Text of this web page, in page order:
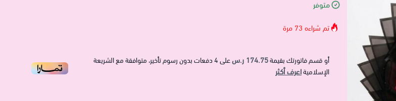
متوفر
تم شراءه 73 مرة
أو قسم فاتورتك بقيمة174.75 ر.س على4دفعات بدون رسوم تأخير، متوافقة مع الشريعة
الإسلاميةاعرف أكثر